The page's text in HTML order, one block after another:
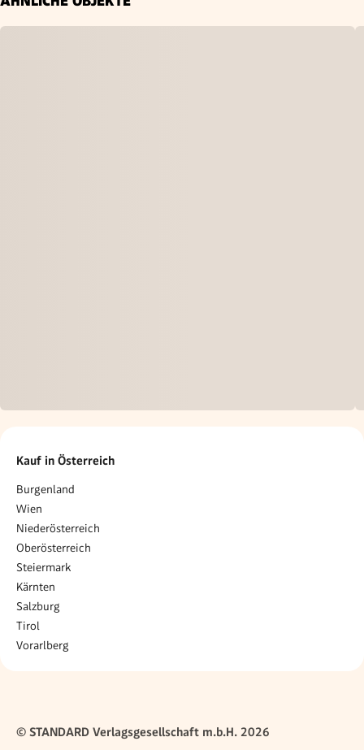
Kauf in Österreich
Burgenland
Wien
Niederösterreich
Oberösterreich
Steiermark
Kärnten
Salzburg
Tirol
Vorarlberg
© STANDARD Verlagsgesellschaft m.b.H. 2026